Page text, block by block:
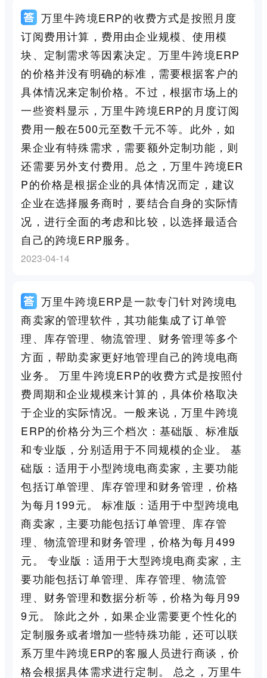
万里牛跨境ERP的收费方式是按照月度
订阅费用计算，费用由企业规模、使用模
块、定制需求等因素决定。万里牛跨境ERP
的价格并没有明确的标准，需要根据客户的
具体情况来定制价格。不过，根据市场上的
一些资料显示，万里牛跨境ERP的月度订阅
费用一般在500元至数千元不等。此外，如
果企业有特殊需求，需要额外定制功能，则
还需要另外支付费用。总之，万里牛跨境ER
P的价格是根据企业的具体情况而定，建议
企业在选择服务商时，要结合自身的实际情
况，进行全面的考虑和比较，以选择最适合
自己的跨境ERP服务。
2023-04-14
万里牛跨境ERP是一款专门针对跨境电
商卖家的管理软件，其功能集成了订单管
理、库存管理、物流管理、财务管理等多个
方面，帮助卖家更好地管理自己的跨境电商
业务。 万里牛跨境ERP的收费方式是按照付
费周期和企业规模来计算的，具体价格取决
于企业的实际情况。一般来说，万里牛跨境
ERP的价格分为三个档次：基础版、标准版
和专业版，分别适用于不同规模的企业。 基
础版：适用于小型跨境电商卖家，主要功能
包括订单管理、库存管理和财务管理，价格
为每月199元。 标准版：适用于中型跨境电
商卖家，主要功能包括订单管理、库存管
理、物流管理和财务管理，价格为每月499
元。 专业版：适用于大型跨境电商卖家，主
要功能包括订单管理、库存管理、物流管
理、财务管理和数据分析等，价格为每月99
9元。 除此之外，如果企业需要更个性化的
定制服务或者增加一些特殊功能，还可以联
系万里牛跨境ERP的客服人员进行商谈，价
格会根据具体需求进行定制。 总之，万里牛